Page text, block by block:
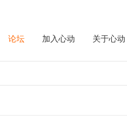
论坛 加入心动 关于心动